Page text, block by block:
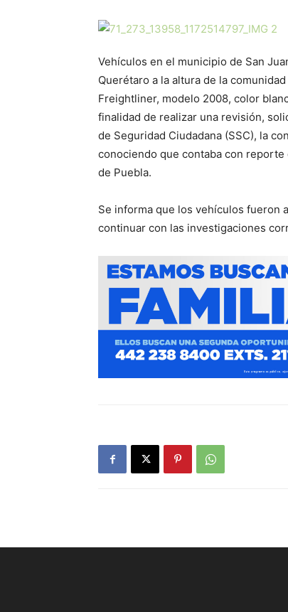
Vehículos en el municipio de San
Querétaro a la altura de la
Freightliner, modelo 2008, color
finalidad de realizar una revisión,
de Seguridad Ciudadana (SSC), la
conociendo que contaba con
de Puebla.
Se informa que los vehículos fueron
continuar con las investigaciones